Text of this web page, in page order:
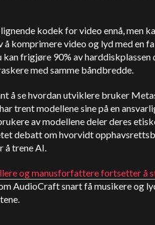
kodek for video ennå, men
å komprimere video og lyd med en
kan frigjøre 90% av
med samme båndbredde.
å se hvordan utviklere bruker
trent modellene sine på en
av modellene deler deres
debatt om hvorvidt
å trene AI.
og manusforfattere fortsetter å
AudioCraft snart få musikere og